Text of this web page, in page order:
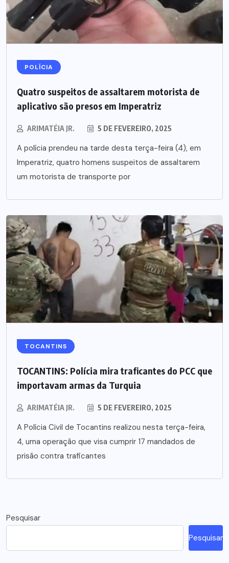
POLÍCIA
Quatro suspeitos de assaltarem motorista de
aplicativo são presos em Imperatriz
ARIMATÉIA JR. 5 DE FEVEREIRO, 2025
A polícia prendeu na tarde desta terça-feira (4), em
Imperatriz, quatro homens suspeitos de assaltarem
um motorista de transporte por
TOCANTINS
TOCANTINS: Polícia mira traficantes do PCC que
importavam armas da Turquia
ARIMATÉIA JR. 5 DE FEVEREIRO, 2025
A Polícia Civil de Tocantins realizou nesta terça-feira,
4, uma operação que visa cumprir 17 mandados de
prisão contra traficantes
Pesquisar
Pesquisar